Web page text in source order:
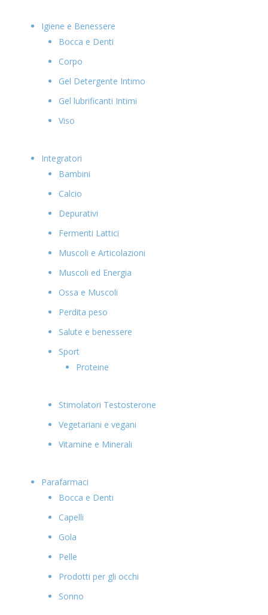
Igiene e Benessere
Bocca e Denti
Corpo
Gel Detergente Intimo
Gel lubrificanti Intimi
Viso
Integratori
Bambini
Calcio
Depurativi
Fermenti Lattici
Muscoli e Articolazioni
Muscoli ed Energia
Ossa e Muscoli
Perdita peso
Salute e benessere
Sport
Proteine
Stimolatori Testosterone
Vegetariani e vegani
Vitamine e Minerali
Parafarmaci
Bocca e Denti
Capelli
Gola
Pelle
Prodotti per gli occhi
Sonno